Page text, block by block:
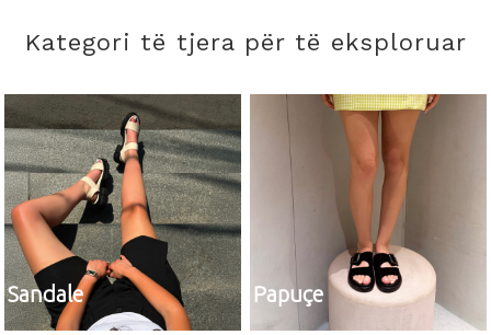
Kategori të tjera për të eksploruar
Sandale Papuçe